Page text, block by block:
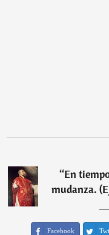
“En
mudanza.
Facebook